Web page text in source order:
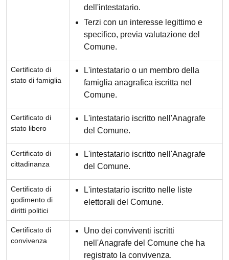
dell'intestatario.
Terzi con un interesse legittimo e
specifico, previa valutazione del
Comune.
Certificato di
stato di famiglia
L'intestatario o un membro della
famiglia anagrafica iscritta nel
Comune.
Certificato di
stato libero
L'intestatario iscritto nell'Anagrafe
del Comune.
Certificato di
cittadinanza
L'intestatario iscritto nell'Anagrafe
del Comune.
Certificato di
godimento di
diritti politici
L'intestatario iscritto nelle liste
elettorali del Comune.
Certificato di
convivenza
Uno dei conviventi iscritti
nell'Anagrafe del Comune che ha
registrato la convivenza.